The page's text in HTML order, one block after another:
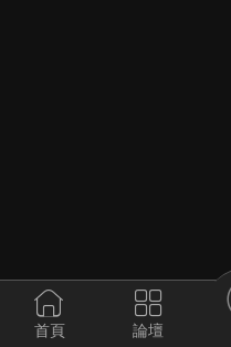
首頁 論壇